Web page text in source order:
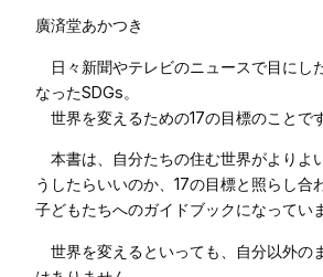
廣済堂あかつき
日々新聞やテレビのニュースで目にし
なったSDGs。
世界を変えるための17の目標のことです
本書は、自分たちの住む世界がよりよ
うしたらいいのか、17の目標と照らし合
子どもたちへのガイドブックになってい
世界を変えるといっても、自分以外の